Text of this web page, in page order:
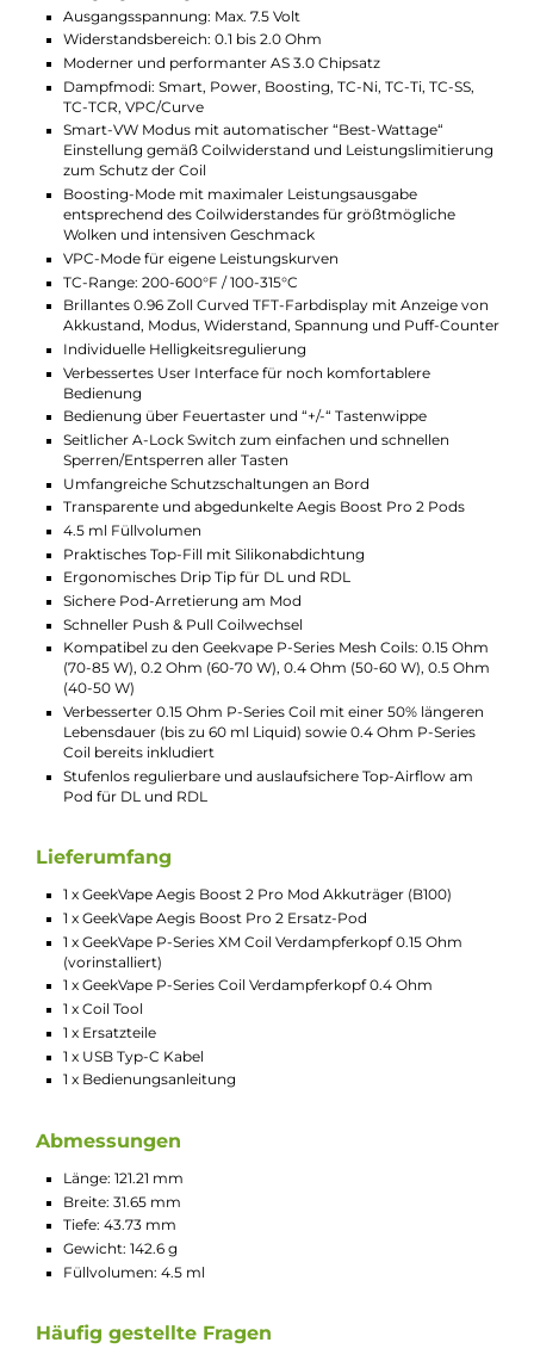
kann sogar bis zu 30 Minuten in 1,5 Meter tiefem
Wasser bestehen. So bist du immer auf der sicheren
Seite, egal wo du dich befindest.
Einfache Handhabung
Das 0.96 Zoll Curved TFT-Farbdisplay zeigt alle
wichtigen Informationen auf einen Blick. Die
Bedienung erfolgt intuitiv über den Feuertaster und
die “+/-“ Tasten. Mit dem A-Lock Switch kannst du alle
Tasten schnell und einfach sperren oder entsperren,
um versehentlichen Änderungen vorzubeugen. Auch
der Coilwechsel ist ein Kinderspiel dank des Push &
Pull-Systems.
Stylisches Design und Vielfalt
Das Aegis Boost 2 Pro Kit vereint Funktionalität und
Stil. Es ist in 8 verschiedenen Farben erhältlich, sodass
du die passende Variante für deinen Geschmack
wählen kannst. Die griffige Soft-Leder Rückseite sorgt
nicht nur für eine angenehme Haptik, sondern
verleiht dem Gerät auch ein hochwertiges Aussehen.
So bist du immer gut ausgestattet und siehst dabei
auch noch gut aus.
Technische Daten
Leistungsstarkes Pod-Kit für DL und RDL
Schlankes und kompaktes Design im modernen Look der
Aegis-Reihe
Ergonomische Form und griffige Soft-Leder Rückseite
Verbesserter Tri-Proof Schutz der 2ten Generation mit
(staubdicht und wasserdicht bis 1.5 Meter für maximal 30
Material: Kunststoff, Soft-Leder, Zink-Legierung, Silikon
Betrieb mit 1 x 18650er Akkuzelle (nicht im Lieferumfang
enthalten)
USB Typ-C Fast Charging mit bis zu 5V/2A
Ausgangsleistung: 5 bis 100 Watt
Ausgangsspannung: Max. 7.5 Volt
Widerstandsbereich: 0.1 bis 2.0 Ohm
Moderner und performanter AS 3.0 Chipsatz
Smart-VW Modus mit automatischer “Best-Wattage“
Einstellung gemäß Coilwiderstand und
zum Schutz der Coil
Boosting-Mode mit maximaler Leistungsausgabe
entsprechend des Coilwiderstandes für größtmögliche
Wolken und intensiven Geschmack
TC-Range: 200-600°F / 100-315°C
Brillantes 0.96 Zoll Curved TFT-Farbdisplay mit Anzeige